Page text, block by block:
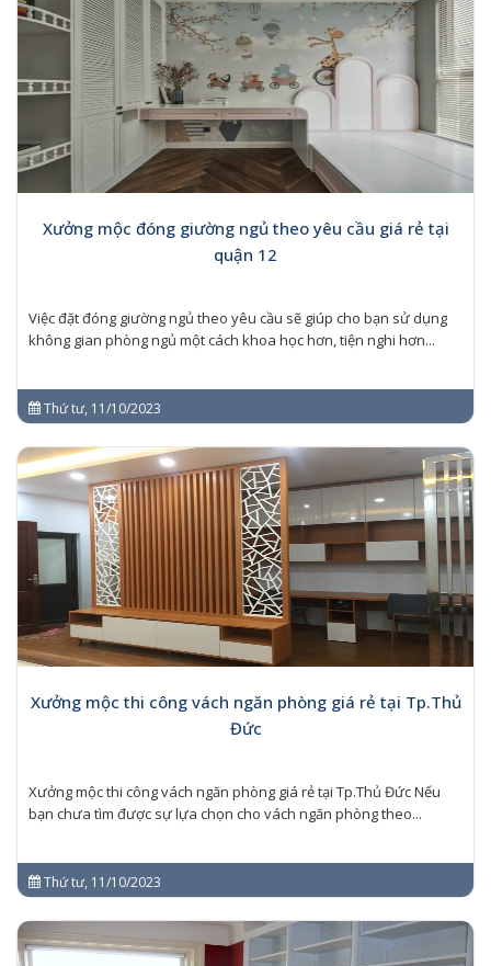
Xưởng mộc đóng giường ngủ theo yêu cầu giá rẻ tại
quận 12
Việc đặt đóng giường ngủ theo yêu cầu sẽ giúp cho bạn sử dụng
không gian phòng ngủ một cách khoa học hơn, tiện nghi hơn...
Thứ tư, 11/10/2023
Xưởng mộc thi công vách ngăn phòng giá rẻ tại Tp.Thủ
Đức
Xưởng mộc thi công vách ngăn phòng giá rẻ tại Tp.Thủ Đức Nếu
bạn chưa tìm được sự lựa chọn cho vách ngăn phòng theo...
Thứ tư, 11/10/2023